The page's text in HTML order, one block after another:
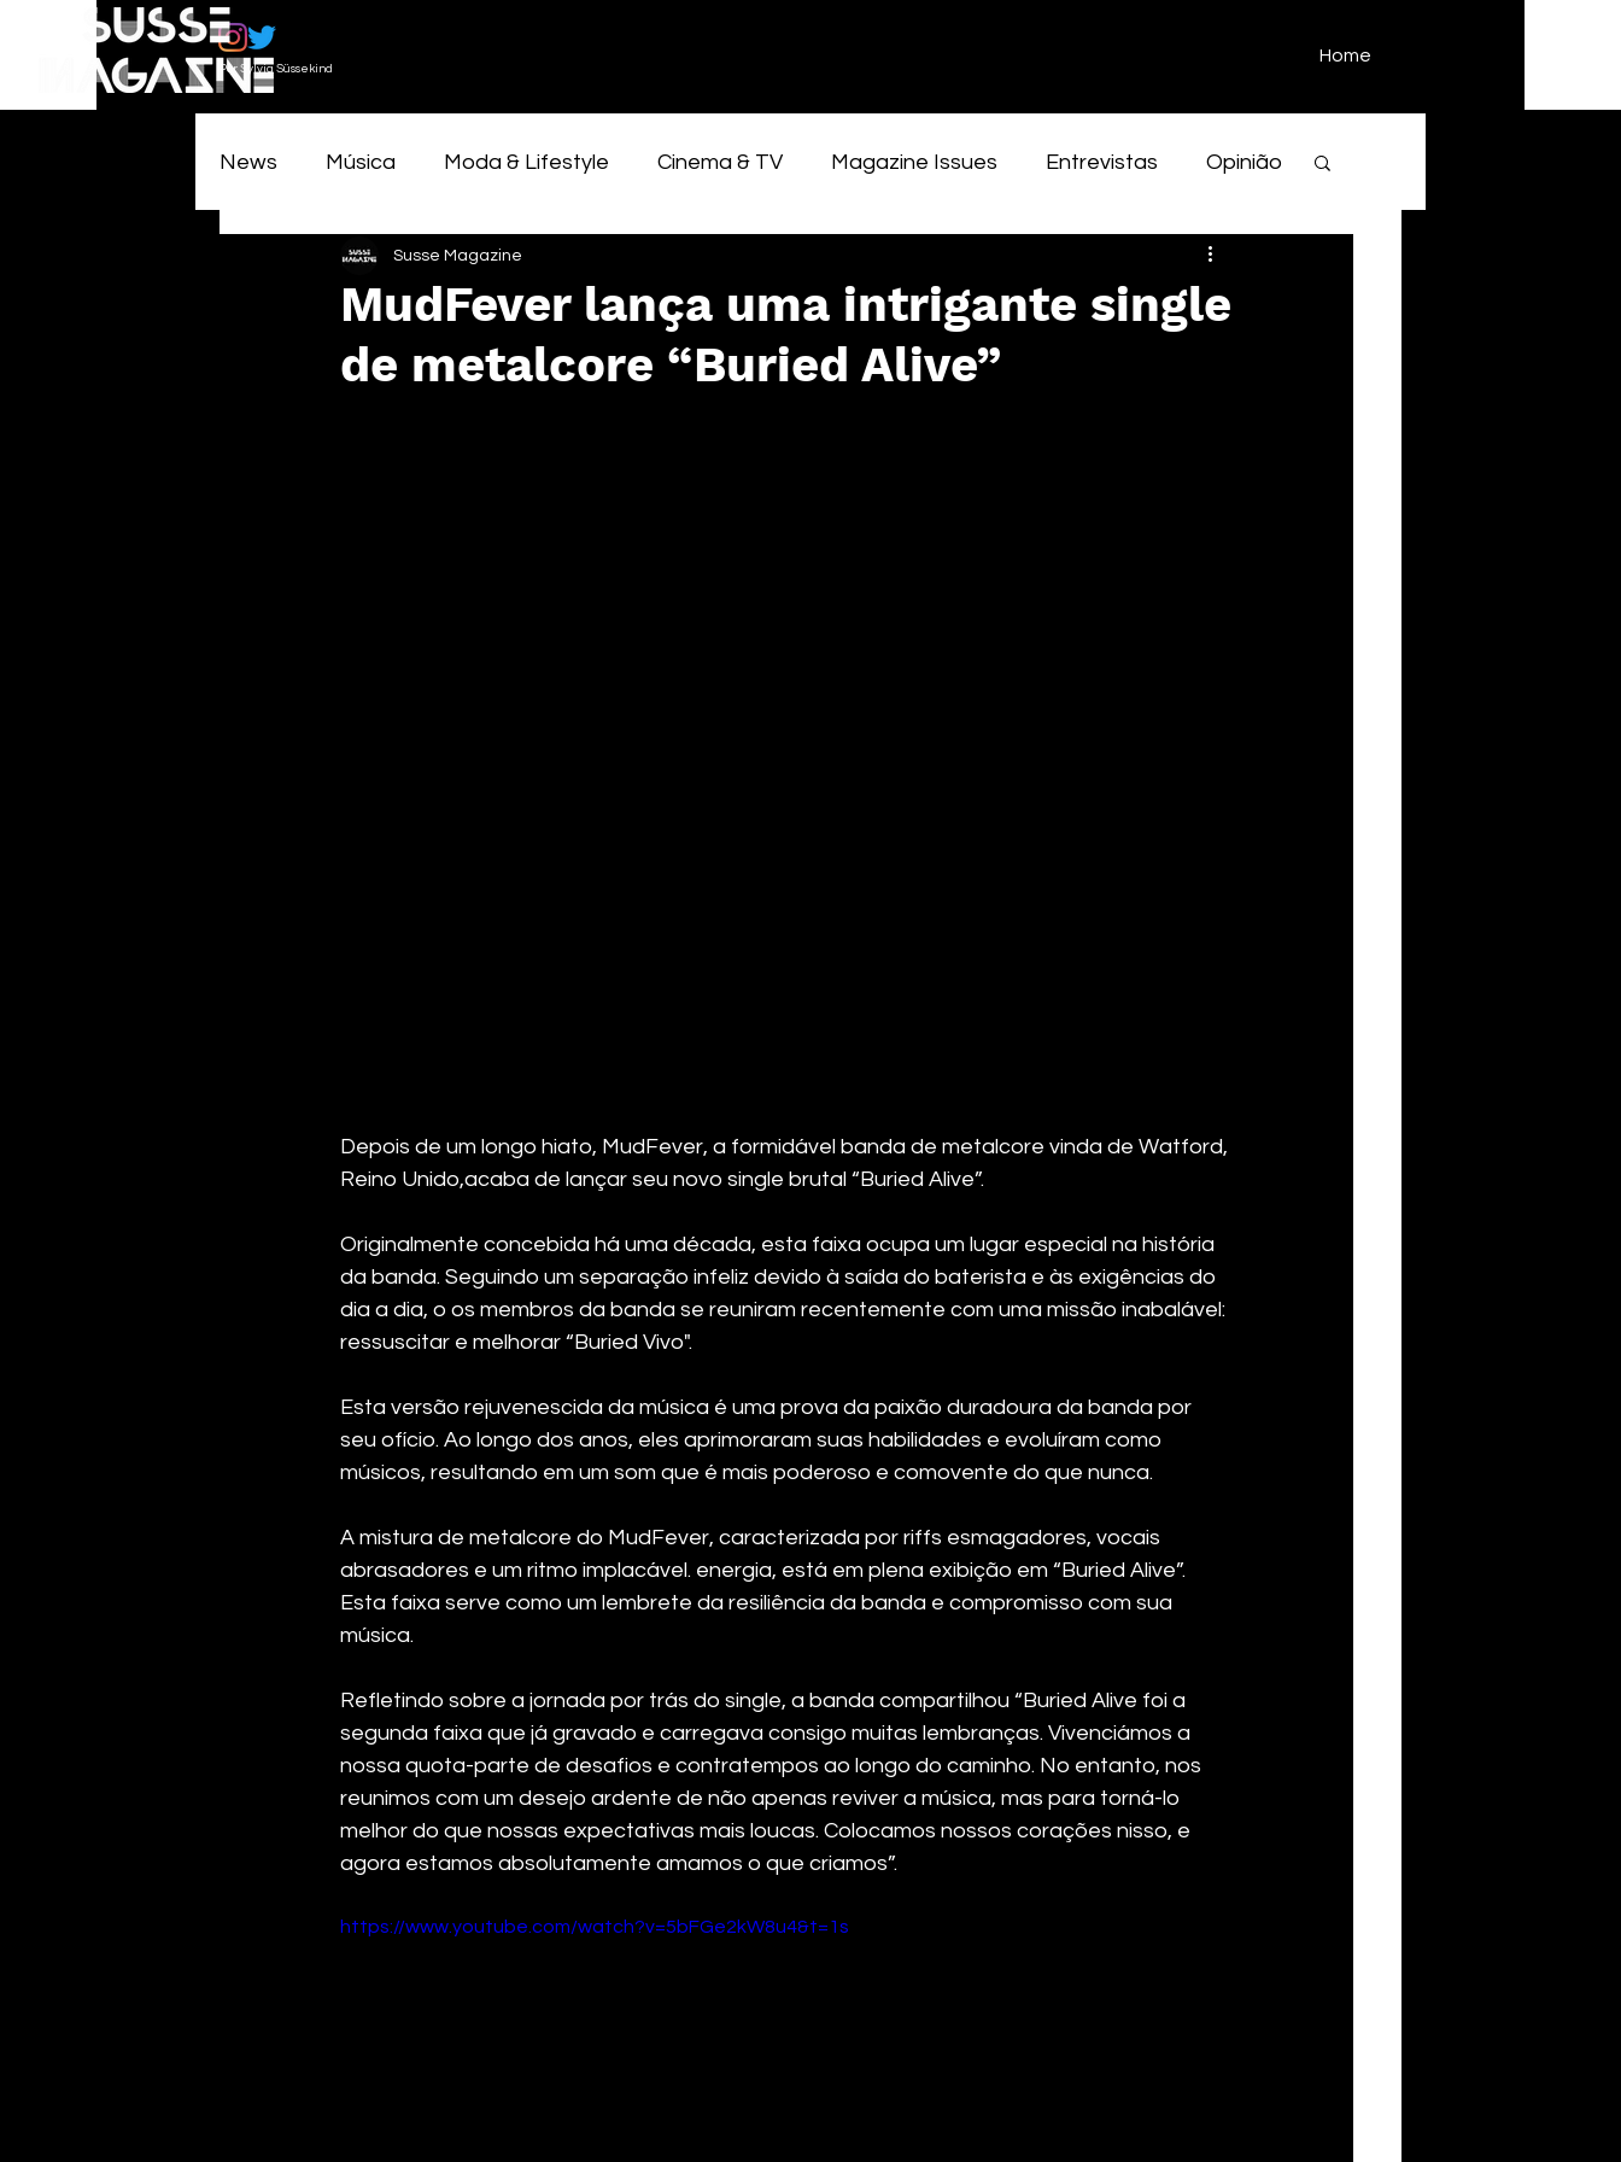
Por Sylvia Süssekind
Home
News Música Moda & Lifestyle Cinema & TV Magazine Issues Entrevistas Opinião
MudFever lança uma intrigante single
de metalcore “Buried Alive”
Susse Magazine
Depois de um longo hiato, MudFever, a formidável banda de metalcore vinda de Watford,
Reino Unido,acaba de lançar seu novo single brutal “Buried Alive”.
Originalmente concebida há uma década, esta faixa ocupa um lugar especial na história
da banda. Seguindo um separação infeliz devido à saída do baterista e às exigências do
dia a dia, o os membros da banda se reuniram recentemente com uma missão inabalável:
ressuscitar e melhorar “Buried Vivo".
Esta versão rejuvenescida da música é uma prova da paixão duradoura da banda por
seu ofício. Ao longo dos anos, eles aprimoraram suas habilidades e evoluíram como
músicos, resultando em um som que é mais poderoso e comovente do que nunca.
A mistura de metalcore do MudFever, caracterizada por riffs esmagadores, vocais
abrasadores e um ritmo implacável. energia, está em plena exibição em “Buried Alive”.
Esta faixa serve como um lembrete da resiliência da banda e compromisso com sua
música.
Refletindo sobre a jornada por trás do single, a banda compartilhou “Buried Alive foi a
segunda faixa que já gravado e carregava consigo muitas lembranças. Vivenciámos a
nossa quota-parte de desafios e contratempos ao longo do caminho. No entanto, nos
reunimos com um desejo ardente de não apenas reviver a música, mas para torná-lo
melhor do que nossas expectativas mais loucas. Colocamos nossos corações nisso, e
agora estamos absolutamente amamos o que criamos”.
https://www.youtube.com/watch?v=5bFGe2kW8u4&t=1s